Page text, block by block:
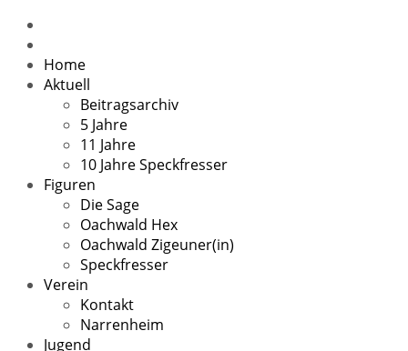
Home
Aktuell
Beitragsarchiv
5 Jahre
11 Jahre
10 Jahre Speckfresser
Figuren
Die Sage
Oachwald Hex
Oachwald Zigeuner(in)
Speckfresser
Verein
Kontakt
Narrenheim
Jugend